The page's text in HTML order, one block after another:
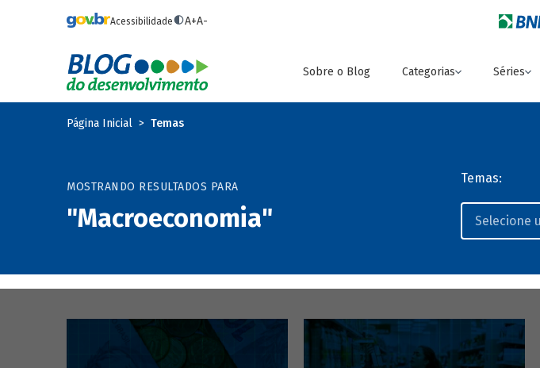
Acessibilidade A+A-
Sobre o Blog Categorias Séries
Página Inicial Temas
MOSTRANDO RESULTADOS PARA
"Macroeconomia"
Temas: